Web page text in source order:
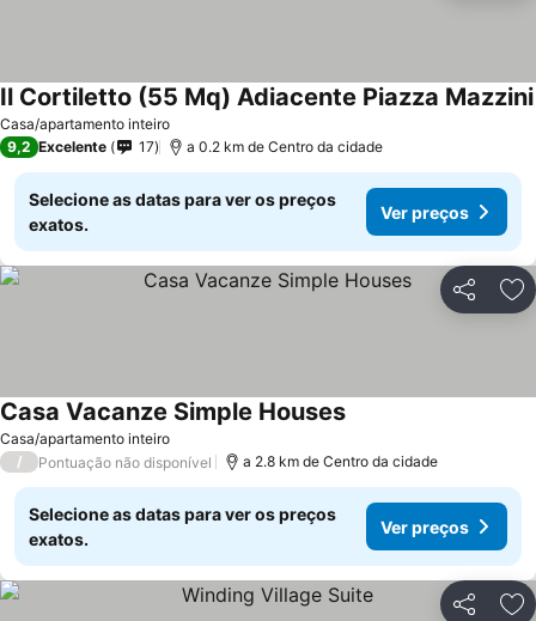
Casa/apartamento inteiro
Il Cortiletto (55 Mq) Adiacente Piazza Mazzini
9,2 Excelente 17 a 0.2 km de Centro da cidade
Selecione as datas para ver os preços
exatos.
Ver preços
Partilhar
Casa/apartamento inteiro
Casa Vacanze Simple HousesVer preços
/ Pontuação não disponível a 2.8 km de Centro da cidade
Selecione as datas para ver os preços
exatos.
Ver preços
Partilhar